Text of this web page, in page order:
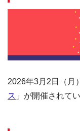
2026年3月2日（月
ス 」が開催されてい